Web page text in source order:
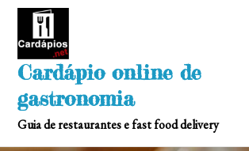
Skip
Cardápio online de
gastronomia
Guia de restaurantes e fast food delivery